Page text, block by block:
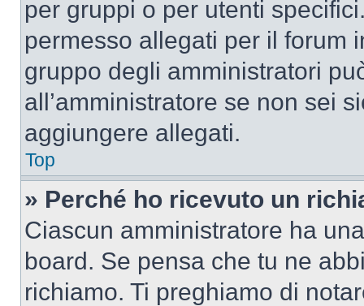
per gruppi o per utenti
permesso allegati per il forum
gruppo degli amministratori
all’amministratore se non sei
aggiungere allegati.
Top
» Perché ho ricevuto un
Ciascun amministratore ha
board. Se pensa che tu ne
richiamo. Ti preghiamo di